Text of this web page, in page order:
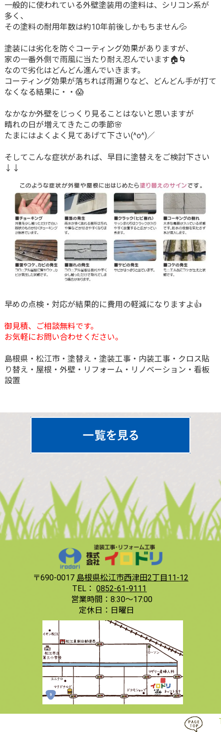
一般的に使われている外壁塗装用の塗料は、シリコン系が
多く、
その塗料の耐用年数は約10年前後しかもちません💦
塗装には劣化を防ぐコーティング効果がありますが、
家の一番外側で雨風に当たり耐え忍んでいます🏠🌀
なので劣化はどんどん進んでいきます。
コーティング効果が落ちれば雨漏りなど、どんどん手が打て
なくなる結果に・・😱
なかなか外壁をじっくり見ることはないと思いますが
晴れの日が増えてきたこの季節🌸
たまにはよくよく見てあげて下さい(^o^)／
そしてこんな症状があれば、早目に塗替えをご検討下さい
↓↓
早めの点検・対応が結果的に費用の軽減になりますよ👍
御見積、ご相談無料です。
お気軽にお問い合わせください。
島根県・松江市・塗替え・塗装工事・内装工事・クロス貼
り替え・屋根・外壁・リフォーム・リノベーション・看板
設置
〒690-0017 島根県松江市西津田2丁目11-12
TEL： 0852-61-9111
営業時間： 8:30〜17:00
定休日： 日曜日